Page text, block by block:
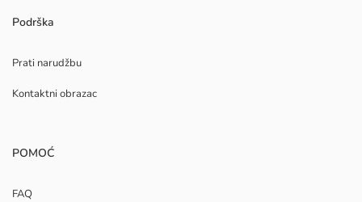
Podrška
Prati narudžbu
Kontaktni obrazac
POMOĆ
FAQ